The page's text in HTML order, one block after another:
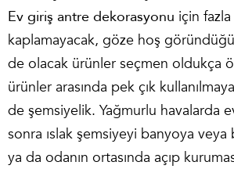
Ev giriş antre dekorasyonu için
kaplamayacak, göze hoş
de olacak ürünler seçmen oldukça
ürünler arasında pek çık
de şemsiyelik. Yağmurlu havalarda
sonra ıslak şemsiyeyi banyoya
ya da odanın ortasında açıp